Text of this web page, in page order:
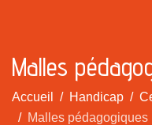
Malles
Accueil Handicap
Malles pédagogiques